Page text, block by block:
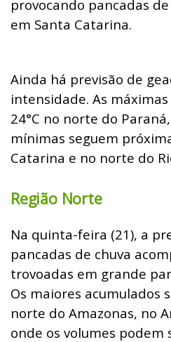
provocando pancadas
em Santa Catarina.
Ainda há previsão de
intensidade. As
24°C no norte do
mínimas seguem
Catarina e no norte do
Região Norte
Na quinta-feira (21), a
pancadas de chuva
trovoadas em grande
Os maiores acumulados
norte do Amazonas, no
onde os volumes podem